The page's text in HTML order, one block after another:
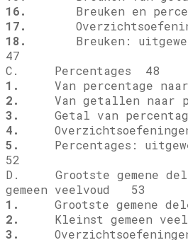
16.
Breuken en
17.
18.
Breuken:
47
C. Percentages 48
1.
Van percentage
2.
Van getallen naar
3.
Getal van
4.
5.
Percentages:
52
D. Grootste gemene
gemeen veelvoud 53
1.
Grootste gemene
2.
Kleinst gemeen
3.
Overzichtsoefeningen